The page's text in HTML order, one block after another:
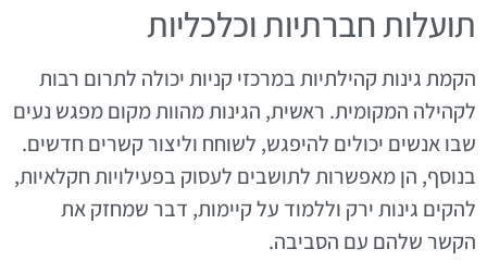
תועלות חברתיות וכלכליות
הקמת גינות קהילתיות במרכזי קניות יכולה לתרום רבות
לקהילה המקומית. ראשית, הגינות מהוות מקום מפגש נעים
שבו אנשים יכולים להיפגש, לשוחח וליצור קשרים חדשים.
בנוסף, הן מאפשרות לתושבים לעסוק בפעילויות חקלאיות,
להקים גינות ירק וללמוד על קיימות, דבר שמחזק את
הקשר שלהם עם הסביבה.